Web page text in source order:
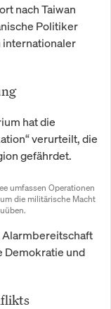
nach Taiwan
Politiker
internationaler
hat die
verurteilt, die
gefährdet.
umfassen Operationen
die militärische Macht
Alarmbereitschaft
Demokratie und